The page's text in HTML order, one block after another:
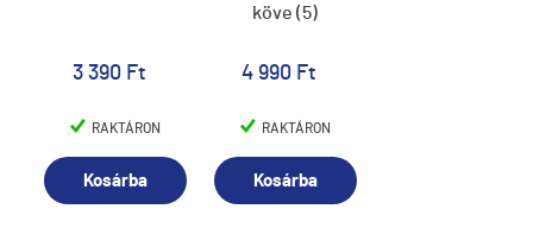
3 390 Ft
RAKTÁRON
Kosárba
köve (5)
4 990 Ft
RAKTÁRON
Kosárba